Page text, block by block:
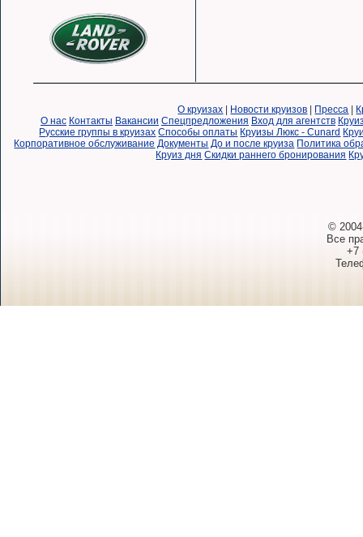
О круизах Новости круизов Пресса
О нас Контакты Вакансии Спецпредложения Вход для агентств
Русские группы в круизах Способы оплаты Круизы Люкс - Cunard
Корпоративное обслуживание Документы До и после круиза Политика
Круиз дня Скидки раннего бронирования
©
Все
+7